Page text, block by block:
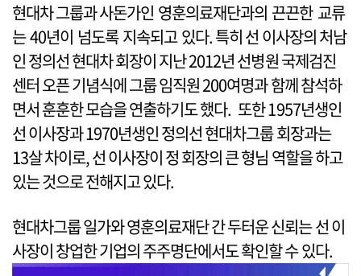
현대차 그룹과 사돈가인 영훈의료재단과의 끈끈한 교류
는 40년이 넘도록 지속되고 있다. 특히 선 이사장의 처남
인 정의선 현대차 회장이 지난 2012년 선병원 국제검진
센터 오픈 기념식에 그룹 임직원 200여명과 함께 참석하
면서 훈훈한 모습을 연출하기도 했다. 또한 1957년생인
선 이사장과 1970년생인 정의선 현대차그룹 회장과는
13살 차이로, 선 이사장이 정 회장의 큰 형님 역할을 하고
있는 것으로 전해지고 있다.
현대차그룹 일가와 영훈의료재단 간 두터운 신뢰는 선 이
사장이 창업한 기업의 주주명단에서도 확인할 수 있다.